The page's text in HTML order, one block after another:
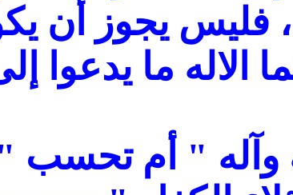
فليس يجوز أن
الاله ما يدعوا
وآله " أم تحسب "